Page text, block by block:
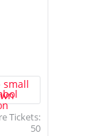
Tickets:
50